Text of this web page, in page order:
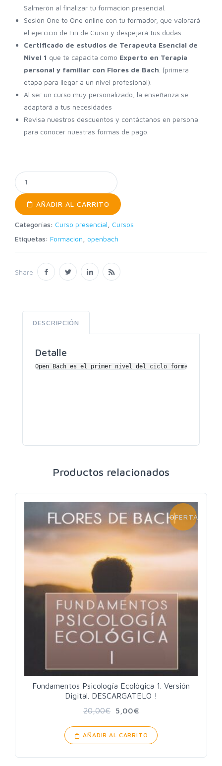
Salmerón al finalizar tu formacion presencial.
Sesión One to One online con tu formador, que valorará
el ejercicio de Fin de Curso y despejará tus dudas.
Certificado de estudios de Terapeuta Esencial de
Nivel 1 que te capacita como Experto en Terapia
personal y familiar con Flores de Bach . (primera
etapa para llegar a un nivel profesional).
Al ser un curso muy personalizado, la enseñanza se
adaptará a tus necesidades
Revisa nuestros descuentos y contáctanos en persona
para conocer nuestras formas de pago.
AÑADIR AL CARRITO
Categorías: Curso presencial
Cursos
Etiquetas: Formación openbach
Share
DESCRIPCIÓN
Detalle
Open Bach es el primer nivel del ciclo formativo del
Productos relacionados
OFERTA!
Fundamentos Psicología Ecológica 1. Versión
Digital. DESCARGATELO !
20,00€ 5,00€
AÑADIR AL CARRITO